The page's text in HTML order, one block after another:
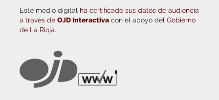
Este medio digital ha certificado sus datos de audiencia
a través de OJD Interactiva con el apoyo del Gobierno
de La Rioja.